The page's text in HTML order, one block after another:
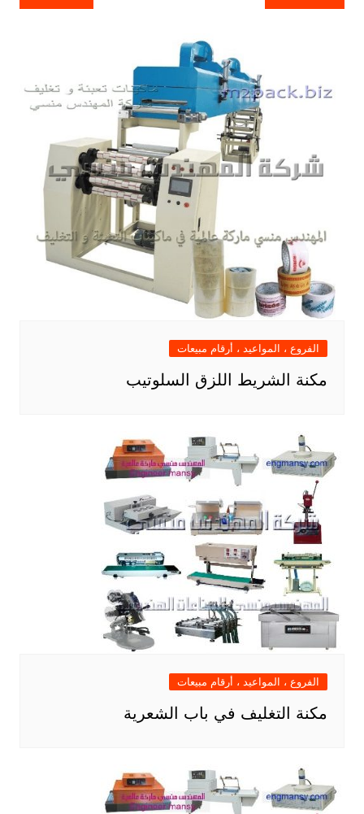
المقالات
الفروع ، المواعيد ، أرقام مبيعات
مكنة الشريط اللزق السلوتيب
الفروع ، المواعيد ، أرقام مبيعات
مكنة التغليف في باب الشعرية